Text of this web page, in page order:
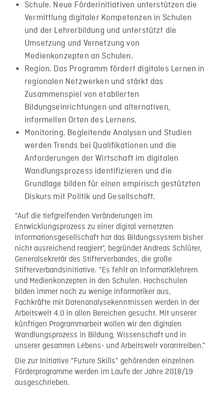
Schule. Neue Förderinitiativen unterstützen die
Vermittlung digitaler Kompetenzen in Schulen
und der Lehrerbildung und unterstützt die
Umsetzung und Vernetzung von
Medienkonzepten an Schulen.
Region. Das Programm fördert digitales Lernen in
regionalen Netzwerken und stärkt das
Zusammenspiel von etablierten
Bildungseinrichtungen und alternativen,
informellen Orten des Lernens.
Monitoring. Begleitende Analysen und Studien
werden Trends bei Qualifikationen und die
Anforderungen der Wirtschaft im digitalen
Wandlungsprozess identifizieren und die
Grundlage bilden für einen empirisch gestützten
Diskurs mit Politik und Gesellschaft.
“Auf die tiefgreifenden Veränderungen im
Entwicklungsprozess zu einer digital vernetzten
Informationsgesellschaft hat das Bildungssystem bisher
nicht ausreichend reagiert”, begründet Andreas Schlüter,
Generalsekretär des Stifterverbandes, die große
Stifterverbandsinitiative. “Es fehlt an Informatiklehrern
und Medienkonzepten in den Schulen. Hochschulen
bilden immer noch zu wenige Informatiker aus,
Fachkräfte mit Datenanalysekenntnissen werden in der
Arbeitswelt 4.0 in allen Bereichen gesucht. Mit unserer
künftigen Programmarbeit wollen wir den digitalen
Wandlungsprozess in Bildung, Wissenschaft und in
unserer gesamten Lebens- und Arbeitswelt vorantreiben.”
Die zur Initiative “Future Skills” gehörenden einzelnen
Förderprogramme werden im Laufe der Jahre 2018/19
ausgeschrieben.